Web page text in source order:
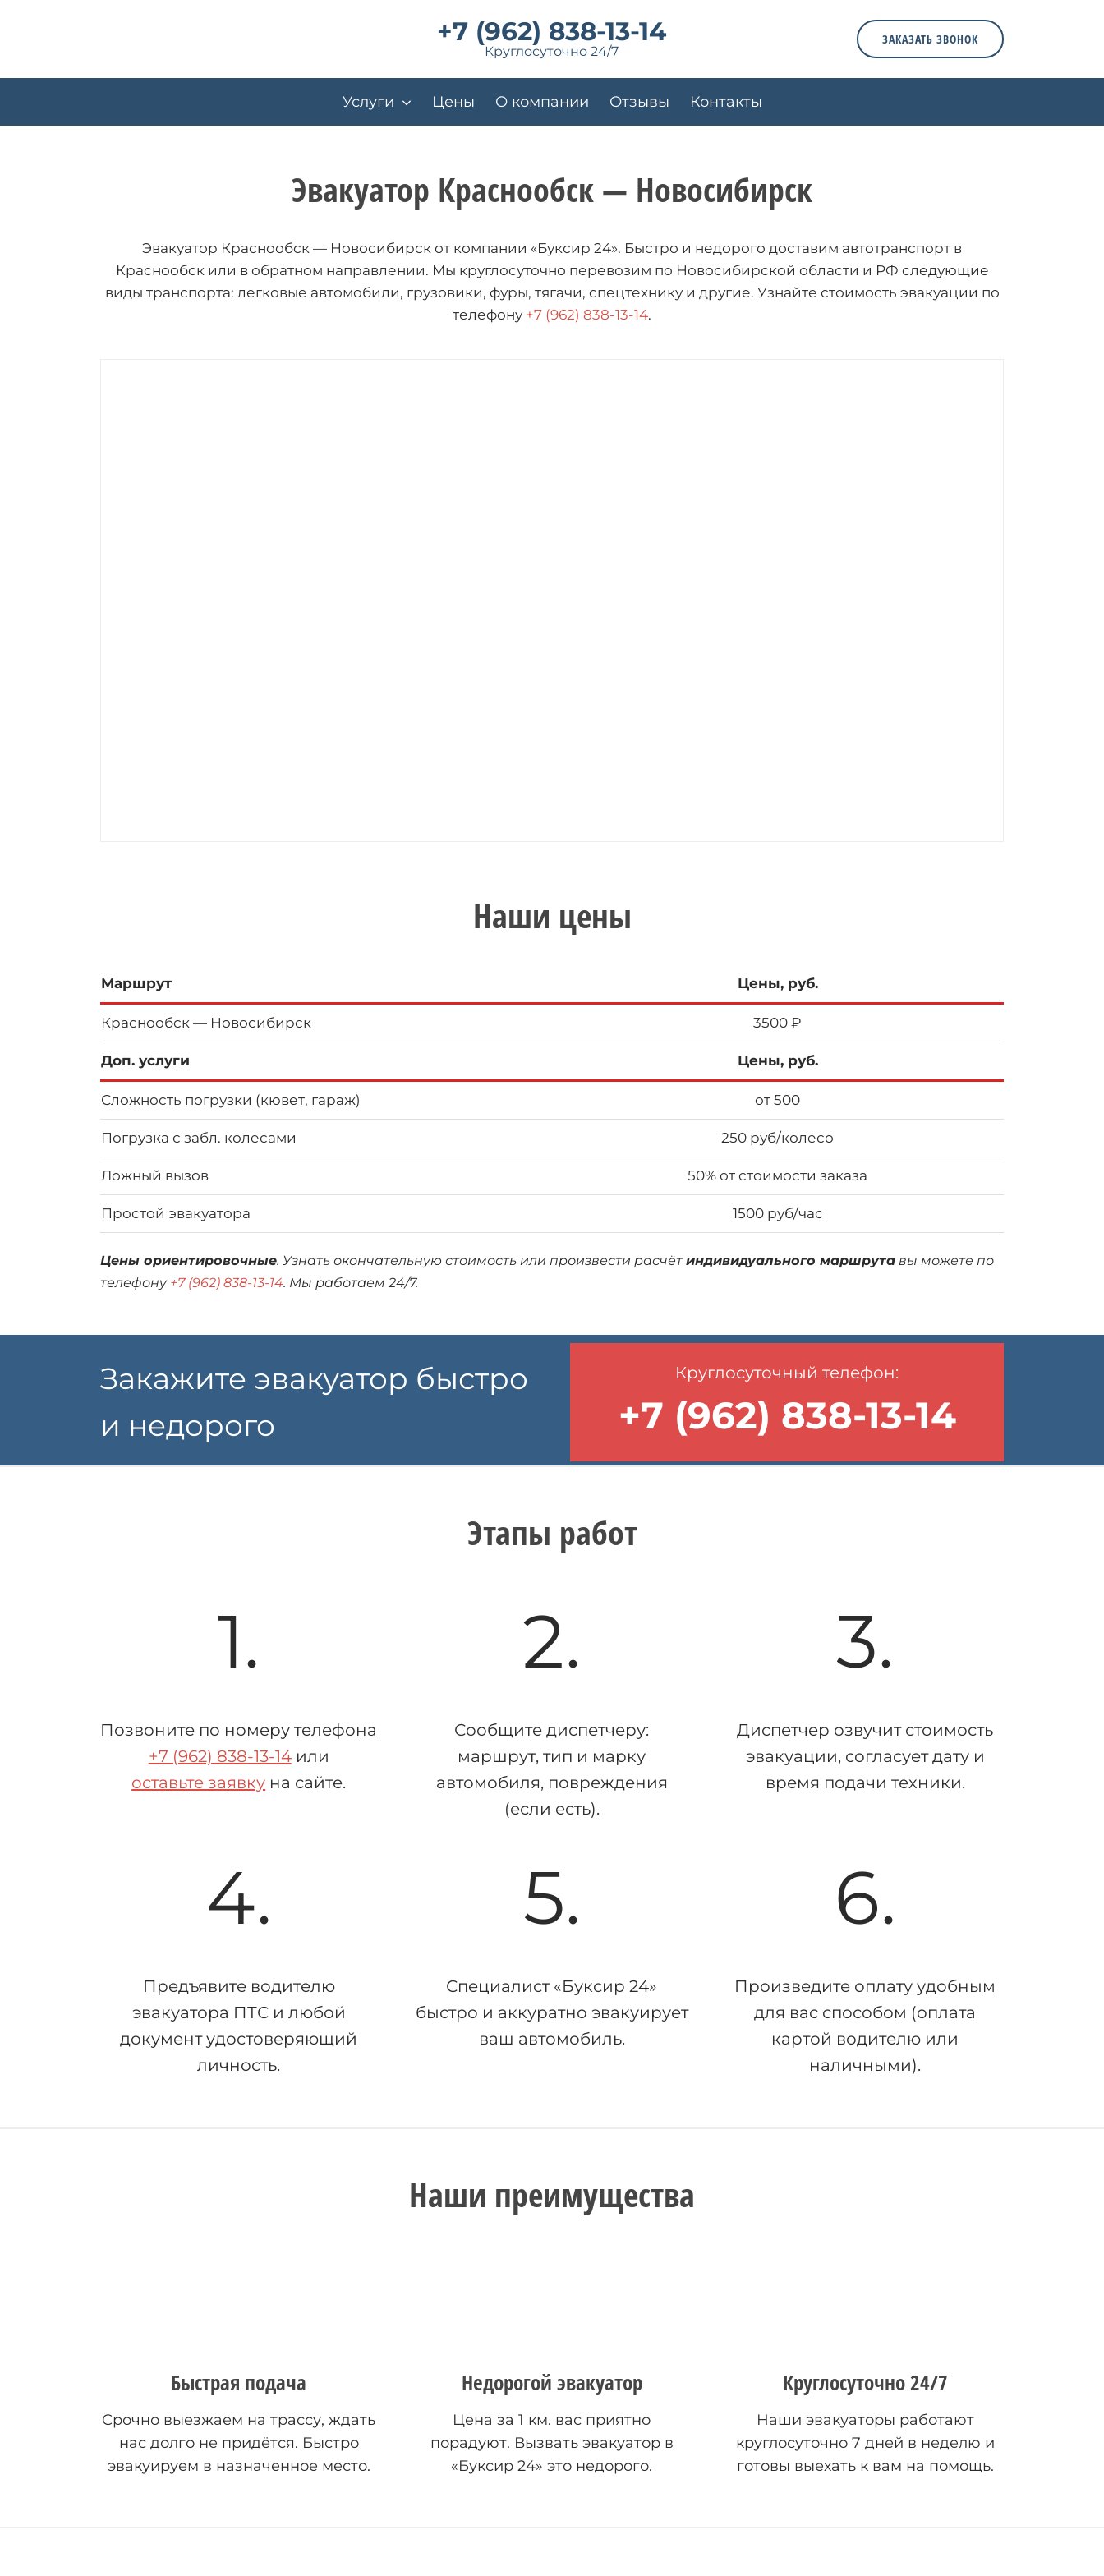
+7 (962) 838-13-14
Круглосуточно 24/7
ЗАКАЗАТЬ ЗВОНОК
Услуги Цены О компании Отзывы Контакты
Эвакуатор Краснообск — Новосибирск
Эвакуатор Краснообск — Новосибирск от компании «Буксир 24». Быстро и недорого доставим автотранспорт в
Краснообск или в обратном направлении. Мы круглосуточно перевозим по Новосибирской области и РФ следующие
виды транспорта: легковые автомобили, грузовики, фуры, тягачи, спецтехнику и другие. Узнайте стоимость эвакуации по
телефону +7 (962) 838-13-14.
Наши цены
Маршрут Цены, руб.
Краснообск — Новосибирск 3500 ₽
Доп. услуги Цены, руб.
Сложность погрузки (кювет, гараж) от 500
Погрузка с забл. колесами 250 руб/колесо
Ложный вызов 50% от стоимости заказа
Простой эвакуатора 1500 руб/час
Цены ориентировочные. Узнать окончательную стоимость или произвести расчётиндивидуального маршрутавы можете по
телефону +7 (962) 838-13-14. Мы работаем 24/7.
Закажите эвакуатор быстро
и недорого
Круглосуточный телефон:
+7 (962) 838-13-14
Этапы работ
1.
Позвоните по номеру телефона
+7 (962) 838-13-14или
оставьте заявку на сайте.
2.
Сообщите диспетчеру:
маршрут, тип и марку
автомобиля, повреждения
(если есть).
3.
Диспетчер озвучит стоимость
эвакуации, согласует дату и
время подачи техники.
4.
Предъявите водителю
эвакуатора ПТС и любой
документ удостоверяющий
личность.
5.
Специалист «Буксир 24»
быстро и аккуратно эвакуирует
ваш автомобиль.
6.
Произведите оплату удобным
для вас способом (оплата
картой водителю или
наличными).
Наши преимущества
Быстрая подача
Срочно выезжаем на трассу, ждать
нас долго не придётся. Быстро
эвакуируем в назначенное место.
Недорогой эвакуатор
Цена за 1 км. вас приятно
порадуют. Вызвать эвакуатор в
«Буксир 24» это недорого.
Круглосуточно 24/7
Наши эвакуаторы работают
круглосуточно 7 дней в неделю и
готовы выехать к вам на помощь.